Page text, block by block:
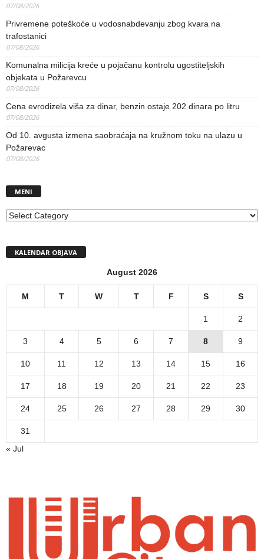
07/08/2026
Privremene poteškoće u vodosnabdevanju zbog kvara na
trafostanici
07/08/2026
Komunalna milicija kreće u pojačanu kontrolu ugostiteljskih
objekata u Požarevcu
07/08/2026
Cena evrodizela viša za dinar, benzin ostaje 202 dinara po litru
07/08/2026
Od 10. avgusta izmena saobraćaja na kružnom toku na ulazu u
Požarevac
07/08/2026
MENI
MENI
KALENDAR OBJAVA
August 2026
M T W T F S S
1 2
3 4 5 6 7 8 9
10 11 12 13 14 15 16
17 18 19 20 21 22 23
24 25 26 27 28 29 30
31
« Jul